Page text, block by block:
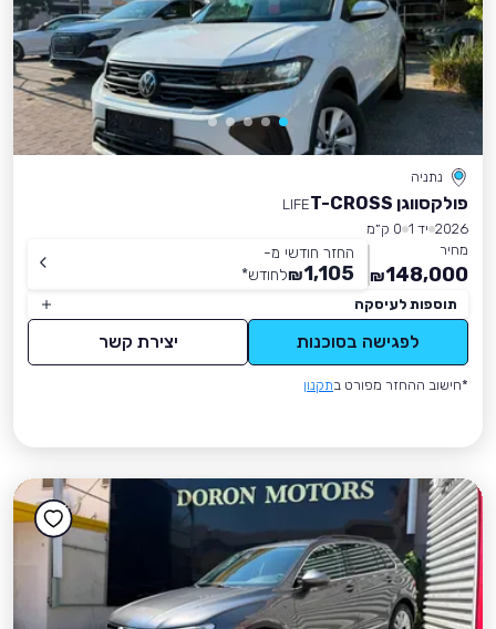
נתניה
פולקסווגן T-CROSS
LIFE
2026 יד 1
0 ק״מ
מחיר
148,000
₪
החזר חודשי מ-
1,105
₪לחודש*
תוספות לעיסקה
לפגישה בסוכנות יצירת קשר
*חישוב ההחזר מפורט בתקנון